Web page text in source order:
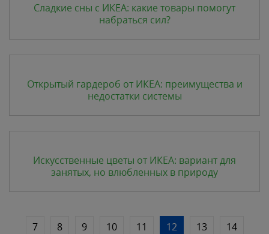
Сладкие сны с ИКЕА: какие товары помогут
набраться сил?
Открытый гардероб от ИКЕА: преимущества и
недостатки системы
Искусственные цветы от ИКЕА: вариант для
занятых, но влюбленных в природу
7 8 9 10 11 12 13
14